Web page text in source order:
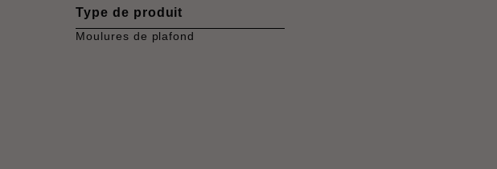
Type de produit
Moulures de plafond